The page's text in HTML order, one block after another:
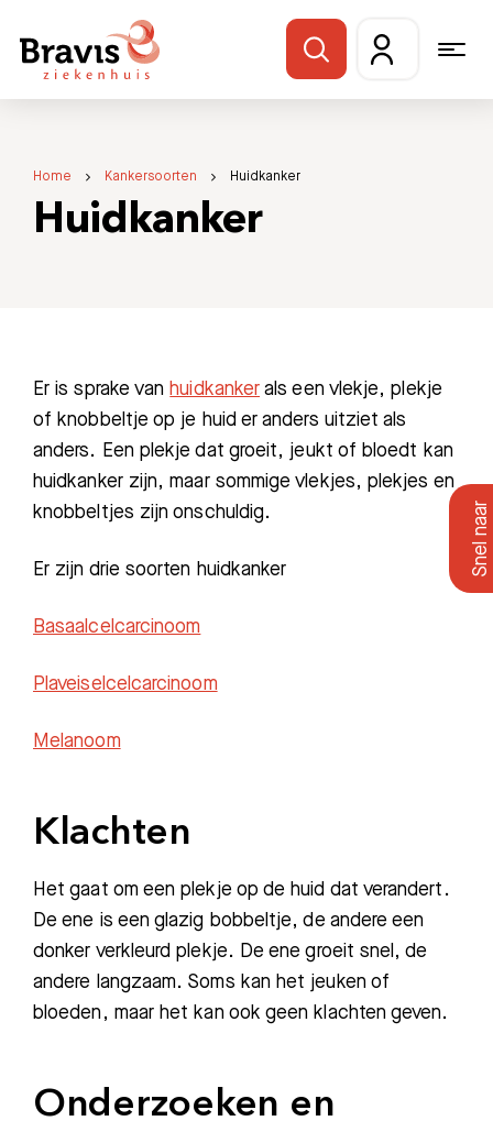
Home Kankersoorten Huidkanker
Huidkanker
Er is sprake van huidkankerals een vlekje, plekje
of knobbeltje op je huid er anders uitziet als
anders. Een plekje dat groeit, jeukt of bloedt kan
huidkanker zijn, maar sommige vlekjes, plekjes en
knobbeltjes zijn onschuldig.
Er zijn drie soorten huidkanker
Basaalcelcarcinoom
Plaveiselcelcarcinoom
Melanoom
Klachten
Het gaat om een plekje op de huid dat verandert.
De ene is een glazig bobbeltje, de andere een
donker verkleurd plekje. De ene groeit snel, de
andere langzaam. Soms kan het jeuken of
bloeden, maar het kan ook geen klachten geven.
Onderzoeken en